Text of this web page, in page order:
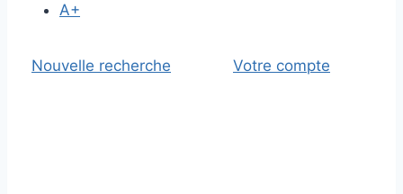
A+
Nouvelle recherche Votre compte